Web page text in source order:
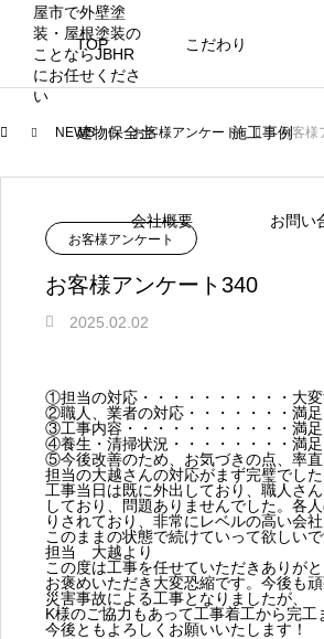
TOP こだわり
建物保全士 施工事例
会社概要 お問い
になります。
例になり
ニュース ブログ
お盆に伴う休業のお知らせ
2026.07.30
川崎市でリノベーションを検討する方
へ｜後悔しない計画の立て方と相談
の選び方
2026.07.01
NEW
2021.04.25
お客様アンケート405
2026.01.25
NEW
藤沢市でリノベーションを検討する方
へ｜費用・進め方・会社選びのポイ
2026.08.01
川崎市でリノベーションを検討する方
へ｜後悔しない計画の立て方と相談
の選び方
2026.07.01
NEW
2021.04.25
クーリング・オフ手続きのお知らせ
2024.04.26
NEWS お客様アンケート お客様
お客様アンケート
お客様アンケート340
2025.02.02
①担当の対応・・・・・・・・・・大変
②職人、業者の対応・・・・・・・満足
③工事内容・・・・・・・・・・・満足
④養生・清掃状況・・・・・・・・満足
⑤今後改善のため、お気づきの点、率
担当の大越さんの対応がまず完璧でした
工事当日は既に外出しており、職人さ
しており、問題ありませんでした。各
りされており、非常にレベルの高い会社
このままの状態で続けていって欲しいで
担当 大越より
この度は工事を任せていただきありがと
お褒めいただき大変恐縮です。今後も頑
災害事故による工事となりましたが、
K様のご協力もあって工事着工から完
今後ともよろしくお願いいたします！